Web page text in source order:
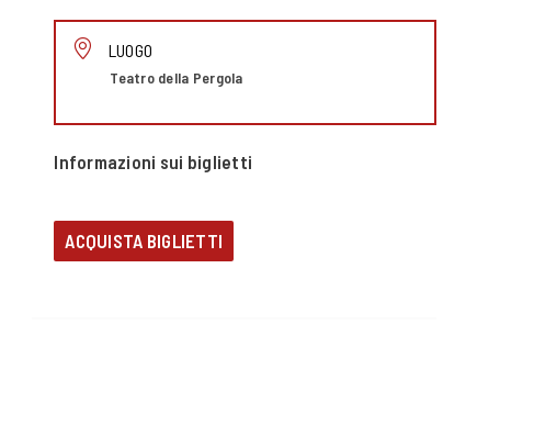
LUOGO
Teatro della Pergola
Informazioni sui biglietti
ACQUISTA BIGLIETTI